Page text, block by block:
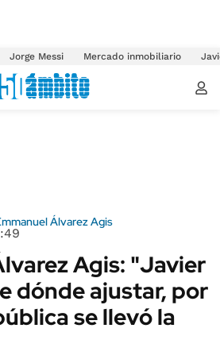
Jorge Messi Mercado inmobiliario
Álvarez Agis
Agis: "Javier
dónde ajustar, por
se llevó la